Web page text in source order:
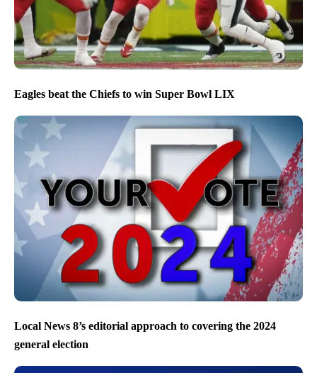
Eagles beat the Chiefs to win Super Bowl LIX
Local News 8’s editorial approach to covering the 2024
general election